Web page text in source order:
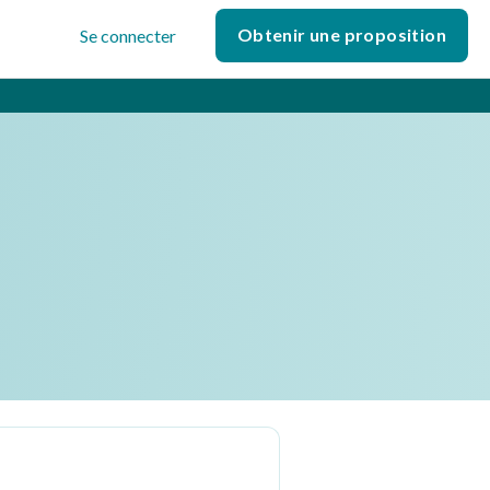
Se connecter Obtenir une proposition